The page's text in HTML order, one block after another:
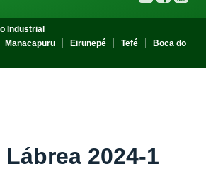
Industrial
Manacapuru Eirunepé Tefé
Boca do
2024-1